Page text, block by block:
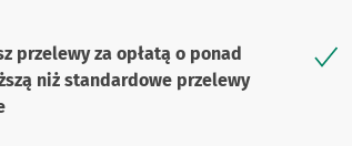
przelewy za opłatą o ponad
niż standardowe przelewy